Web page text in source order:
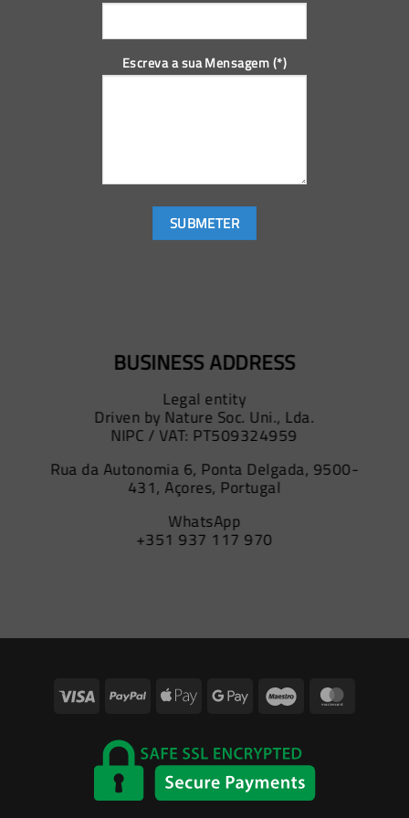
Escreva a sua Mensagem (*)
BUSINESS ADDRESS
Legal entity
Driven by Nature Soc. Uni., Lda.
NIPC / VAT: PT509324959
Rua da Autonomia 6, Ponta Delgada, 9500-
431, Açores, Portugal
WhatsApp
+351 937 117 970
Visa PayPalApple Google Maestro